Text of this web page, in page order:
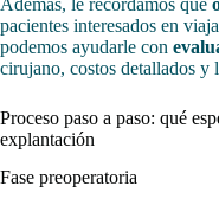
pacientes interesados en
podemos ayudarle con
cirujano, costos detallados y
Proceso paso a paso: qué
explantación
Fase preoperatoria